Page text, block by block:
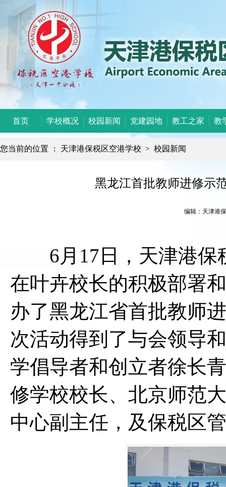
首页 学校概况 校园新闻 党建园地 教工之家 教
您当前的位置 ： 天津港保税区空港学校 > 校园新闻
黑龙江首批教师进修示
编辑：天津港
6月17日，天津港保
在叶卉校长的积极部署
办了黑龙江省首批教师
次活动得到了与会领导
学倡导者和创立者徐长
修学校校长、北京师范
中心副主任，及保税区